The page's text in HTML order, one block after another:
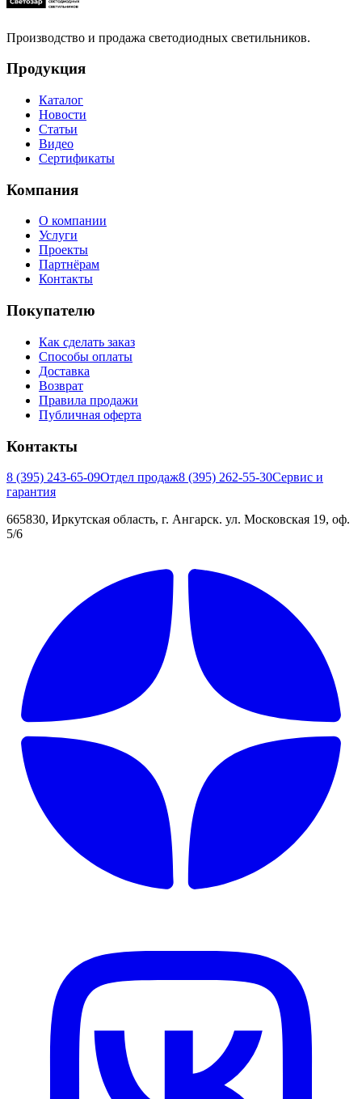
Производство и продажа светодиодных светильников.
Продукция
Каталог
Новости
Статьи
Видео
Сертификаты
Компания
О компании
Услуги
Проекты
Партнёрам
Контакты
Покупателю
Как сделать заказ
Способы оплаты
Доставка
Возврат
Правила продажи
Публичная оферта
Контакты
8 (395) 243-65-09Отдел продаж8 (395) 262-55-30Сервис и
гарантия
665830, Иркутская область, г. Ангарск. ул. Московская 19, оф.
5/6